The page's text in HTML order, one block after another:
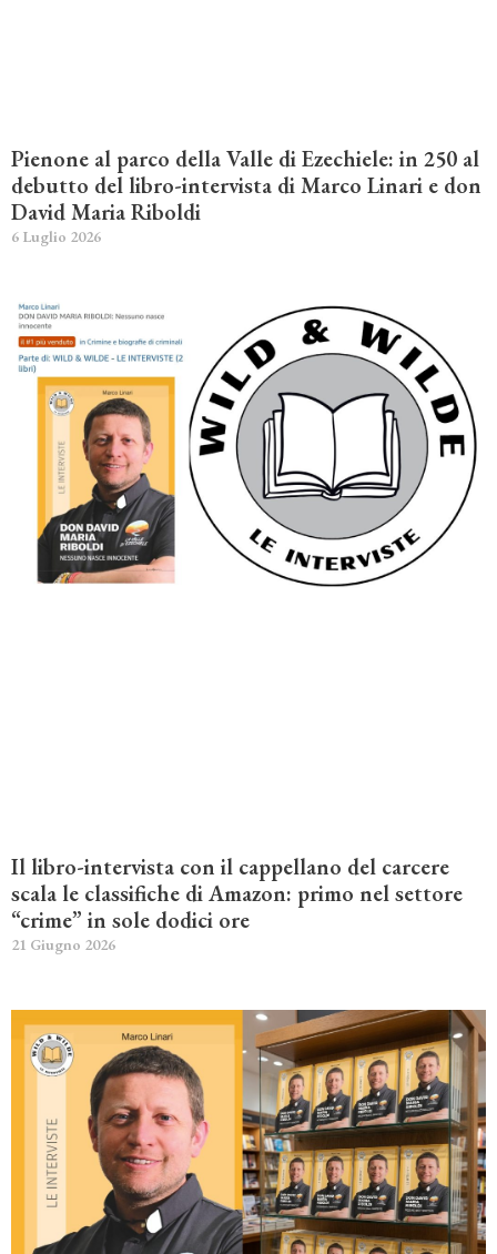
Pienone al parco della Valle di Ezechiele: in 250 al
debutto del libro-intervista di Marco Linari e don
David Maria Riboldi
6 Luglio 2026
Il libro-intervista con il cappellano del carcere
scala le classifiche di Amazon: primo nel settore
“crime” in sole dodici ore
21 Giugno 2026